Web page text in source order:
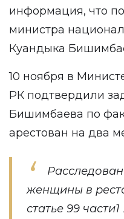
информация, что
министра
Куандыка
10 ноября в
РК подтвердили
Бишимбаева по
арестован на два
женщины в
статье 99